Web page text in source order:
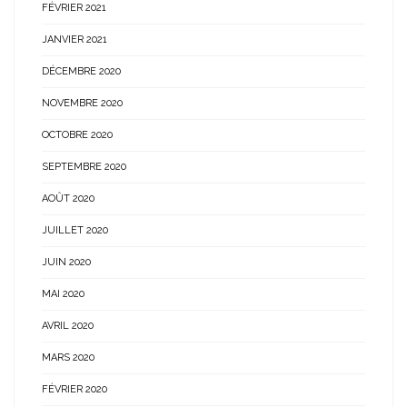
FÉVRIER 2021
JANVIER 2021
DÉCEMBRE 2020
NOVEMBRE 2020
OCTOBRE 2020
SEPTEMBRE 2020
AOÛT 2020
JUILLET 2020
JUIN 2020
MAI 2020
AVRIL 2020
MARS 2020
FÉVRIER 2020